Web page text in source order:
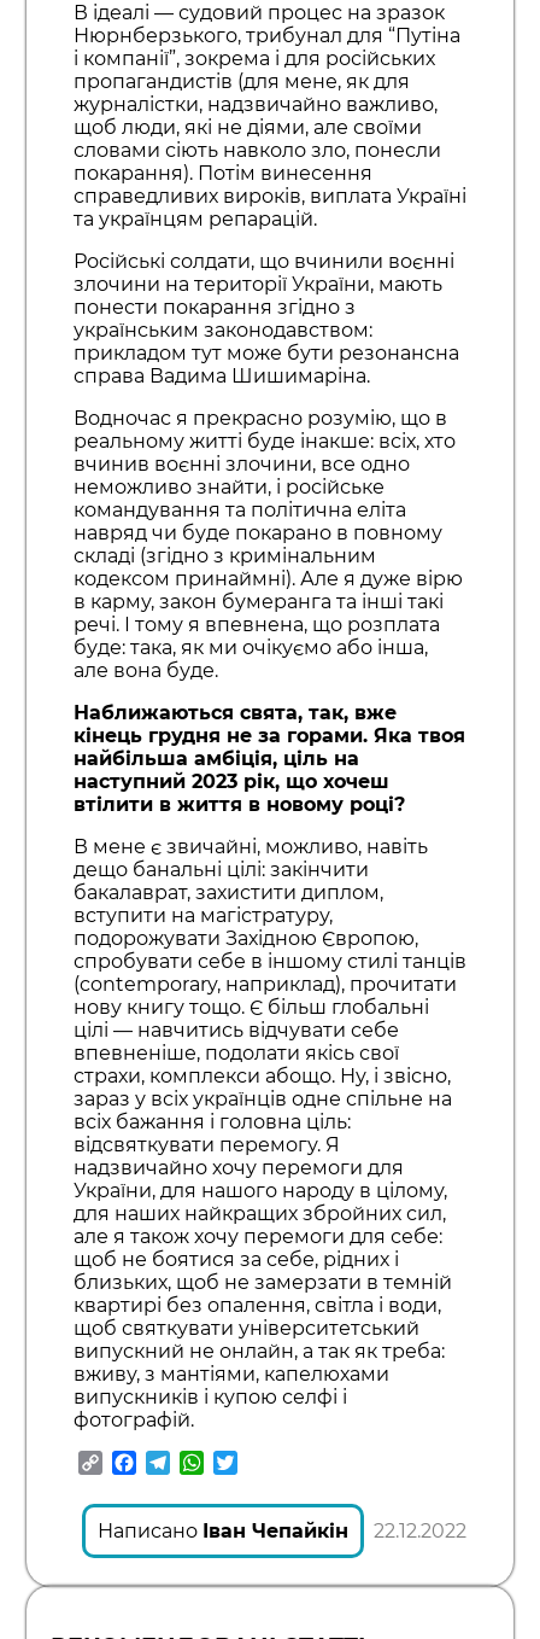
В ідеалі — судовий процес на зразок
Нюрнберзького, трибунал для “Путіна
і компанії”, зокрема і для російських
пропагандистів (для мене, як для
журналістки, надзвичайно важливо,
щоб люди, які не діями, але своїми
словами сіють навколо зло, понесли
покарання). Потім винесення
справедливих вироків, виплата Україні
та українцям репарацій.
Російські солдати, що вчинили воєнні
злочини на території України, мають
понести покарання згідно з
українським законодавством:
прикладом тут може бути резонансна
справа Вадима Шишимаріна.
Водночас я прекрасно розумію, що в
реальному житті буде інакше: всіх, хто
вчинив воєнні злочини, все одно
неможливо знайти, і російське
командування та політична еліта
навряд чи буде покарано в повному
складі (згідно з кримінальним
кодексом принаймні). Але я дуже вірю
в карму, закон бумеранга та інші такі
речі. І тому я впевнена, що розплата
буде: така, як ми очікуємо або інша,
але вона буде.
Наближаються свята, так, вже
кінець грудня не за горами. Яка твоя
найбільша амбіція, ціль на
наступний 2023 рік, що хочеш
втілити в життя в новому році?
В мене є звичайні, можливо, навіть
дещо банальні цілі: закінчити
бакалаврат, захистити диплом,
вступити на магістратуру,
подорожувати Західною Європою,
спробувати себе в іншому стилі танців
(contemporary, наприклад), прочитати
нову книгу тощо. Є більш глобальні
цілі — навчитись відчувати себе
впевненіше, подолати якісь свої
страхи, комплекси абощо. Ну, і звісно,
зараз у всіх українців одне спільне на
всіх бажання і головна ціль:
відсвяткувати перемогу. Я
надзвичайно хочу перемоги для
України, для нашого народу в цілому,
для наших найкращих збройних сил,
але я також хочу перемоги для себе:
щоб не боятися за себе, рідних і
близьких, щоб не замерзати в темній
квартирі без опалення, світла і води,
щоб святкувати університетський
випускний не онлайн, а так як треба:
вживу, з мантіями, капелюхами
випускників і купою селфі і
фотографій.
CopyFacebook
TelegramWhatsApp
Написано Іван Чепайкін 22.12.2022